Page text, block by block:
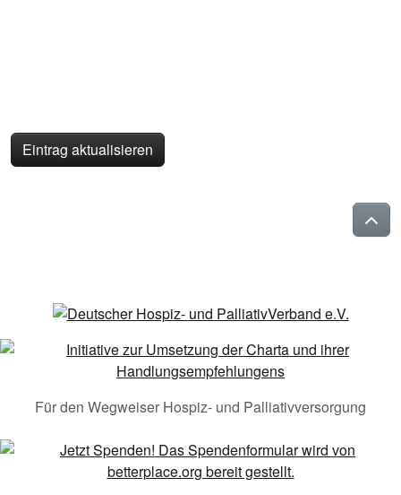
Eintrag aktualisieren
Für den Wegweiser Hospiz- und Palliativversorgung